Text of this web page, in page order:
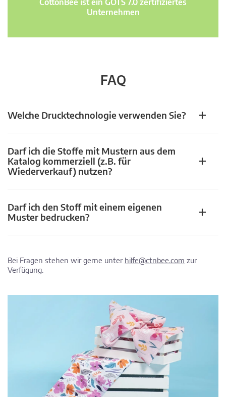
Unternehmen
FAQ
Welche Drucktechnologie verwenden Sie?
Darf ich die Stoffe mit Mustern aus dem
Katalog kommerziell (z.B. für
Wiederverkauf) nutzen?
Darf ich den Stoff mit einem eigenen
Muster bedrucken?
Bei Fragen stehen wir gerne unter hilfe@ctnbee.com zur
Verfügung.